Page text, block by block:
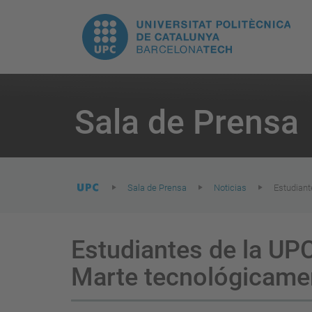
UPC.
Universitat
Politècnica
de
Catalunya
Sala de Prensa
are
here:
Sala de Prensa Noticias
Estudiantes de la
Marte